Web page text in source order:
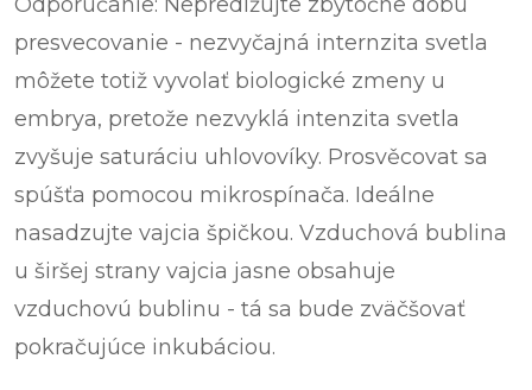
presvecovanie - nezvyčajná internzita svetla
môžete totiž vyvolať biologické zmeny u
embrya, pretože nezvyklá intenzita svetla
zvyšuje saturáciu uhlovovíky. Prosvěcovat sa
spúšťa pomocou mikrospínača. Ideálne
nasadzujte vajcia špičkou. Vzduchová bublina
u širšej strany vajcia jasne obsahuje
vzduchovú bublinu - tá sa bude zväčšovať
pokračujúce inkubáciou.